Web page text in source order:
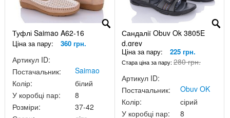
Туфлі Saimao A62-16
Ціна за пару: 360 грн.
Артикул ID:
Постачальник:
Saimao
Колір:
білий
У коробці пар:
8
Розміри:
37-42
Сандалії Obuv Ok 3805E
d.grey
Ціна за пару: 225 грн.
Стара ціна за пару:280 грн.
Артикул ID:
Постачальник:
Obuv OK
Колір:
сірий
У коробці пар:
8